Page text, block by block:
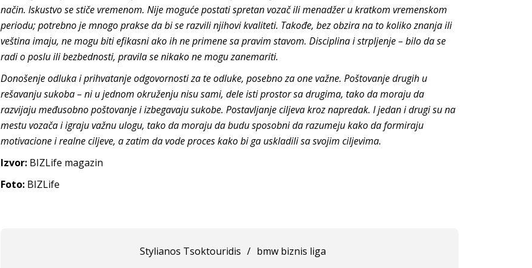
način. Iskustvo se stiče vremenom. Nije moguće postati spretan vozač ili menadžer u kratkom vremenskom
periodu; potrebno je mnogo prakse da bi se razvili njihovi kvaliteti. Takođe, bez obzira na to koliko znanja ili
veština imaju, ne mogu biti efikasni ako ih ne primene sa pravim stavom. Disciplina i strpljenje – bilo da se
radi o poslu ili bezbednosti, pravila se nikako ne mogu zanemariti.
Donošenje odluka i prihvatanje odgovornosti za te odluke, posebno za one važne. Poštovanje drugih u
rešavanju sukoba – ni u jednom okruženju nisu sami, dele isti prostor sa drugima, tako da moraju da
razvijaju međusobno poštovanje i izbegavaju sukobe. Postavljanje ciljeva kroz napredak. I jedan i drugi su na
mestu vozača i igraju važnu ulogu, tako da moraju da budu sposobni da razumeju kako da formiraju
motivacione i realne ciljeve, a zatim da vode proces kako bi ga uskladili sa svojim ciljevima.
Izvor: BIZLife magazin
Foto: BIZLife
Stylianos Tsoktouridis / bmw biznis liga